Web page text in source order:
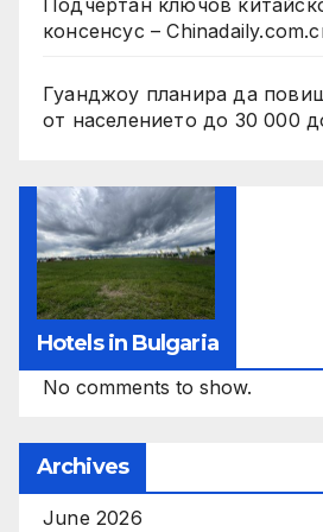
консенсус –
Гуанджоу планира да
от населението до 30 000
Hotels in Bulgaria
No comments to show.
Archives
June 2026